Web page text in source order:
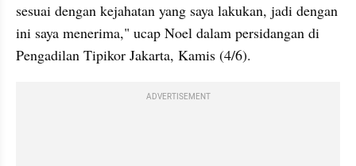
sesuai dengan kejahatan yang saya lakukan, jadi dengan
ini saya menerima," ucap Noel dalam persidangan di
Pengadilan Tipikor Jakarta, Kamis (4/6).
ADVERTISEMENT